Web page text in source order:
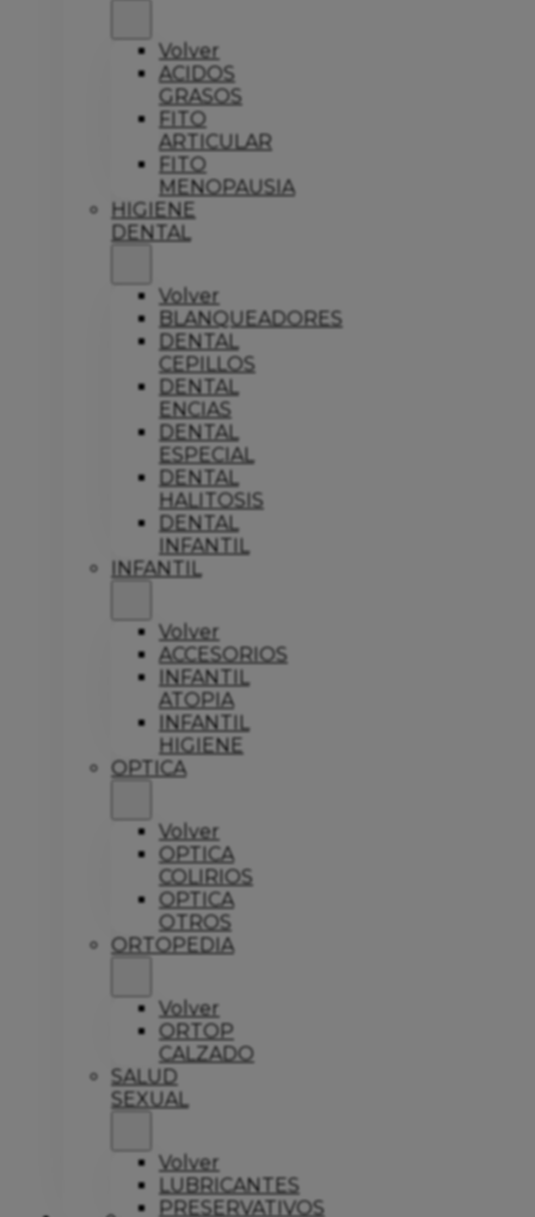
Volver
ACIDOS
GRASOS
FITO
ARTICULAR
FITO
MENOPAUSIA
HIGIENE
DENTAL
Volver
BLANQUEADORES
DENTAL
CEPILLOS
DENTAL
ENCIAS
DENTAL
ESPECIAL
DENTAL
HALITOSIS
DENTAL
INFANTIL
INFANTIL
Volver
ACCESORIOS
INFANTIL
ATOPIA
INFANTIL
HIGIENE
OPTICA
Volver
OPTICA
COLIRIOS
OPTICA
OTROS
ORTOPEDIA
Volver
ORTOP
CALZADO
SALUD
SEXUAL
Volver
LUBRICANTES
PRESERVATIVOS